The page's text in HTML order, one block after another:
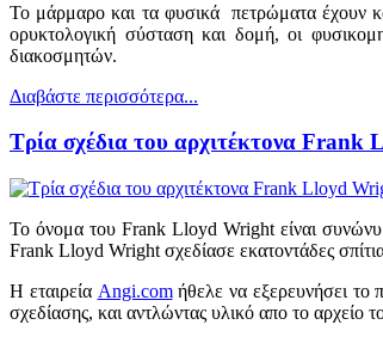
Το μάρμαρο και τα φυσικά πετρώματα έχουν
ορυκτολογική σύσταση και δομή, οι
διακοσμητών.
Διαβάστε περισσότερα...
Τρία σχέδια του αρχιτέκτονα Frank
Το όνομα του Frank Lloyd Wright είναι
Frank Lloyd Wright σχεδίασε εκατοντάδες
Η εταιρεία Angi.comήθελε να εξερευνήσει το
σχεδίασης, και αντλώντας υλικό απο το